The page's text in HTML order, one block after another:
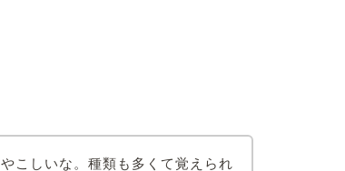
こしいな。種類も多くて覚えられ